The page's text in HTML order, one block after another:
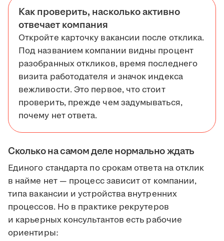
Как проверить, насколько активно
отвечает компания
Откройте карточку вакансии после отклика.
Под названием компании видны процент
разобранных откликов, время последнего
визита работодателя и значок индекса
вежливости. Это первое, что стоит
проверить, прежде чем задумываться,
почему нет ответа.
Сколько на самом деле нормально ждать
Единого стандарта по срокам ответа на отклик
в найме нет — процесс зависит от компании,
типа вакансии и устройства внутренних
процессов. Но в практике рекрутеров
и карьерных консультантов есть рабочие
ориентиры: